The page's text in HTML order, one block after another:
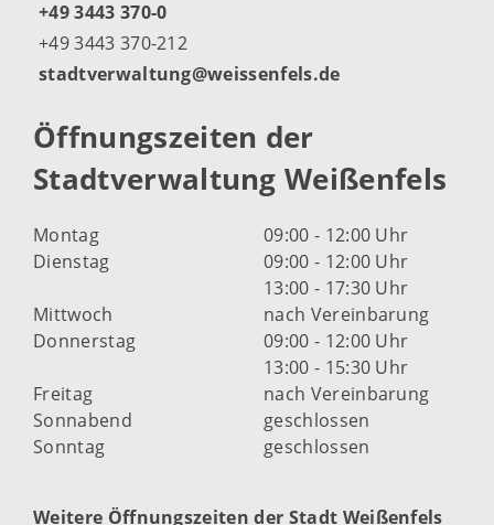
+49 3443 370-0
+49 3443 370-212
stadtverwaltung@weissenfels.de
Öffnungszeiten der
Stadtverwaltung Weißenfels
Montag
09:00 - 12:00 Uhr
Dienstag
09:00 - 12:00 Uhr
13:00 - 17:30 Uhr
Mittwoch
nach Vereinbarung
Donnerstag
09:00 - 12:00 Uhr
13:00 - 15:30 Uhr
Freitag
nach Vereinbarung
Sonnabend
geschlossen
Sonntag
geschlossen
Weitere Öffnungszeiten der Stadt Weißenfels